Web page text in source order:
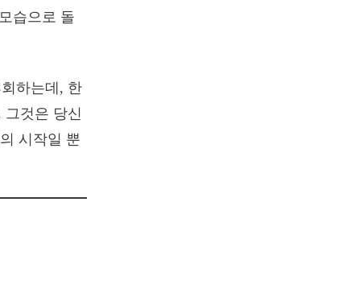
습으로 돌
하는데, 한
그것은 당신
시작일 뿐